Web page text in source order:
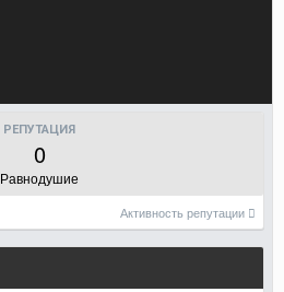
РЕПУТАЦИЯ
0
Равнодушие
Активность репутации